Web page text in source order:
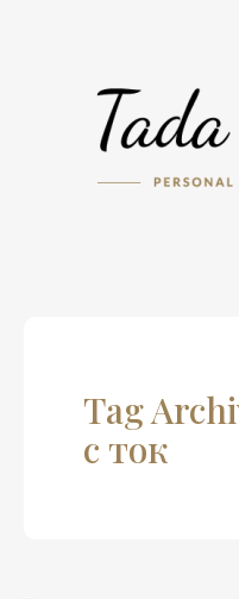
Tag
с ток